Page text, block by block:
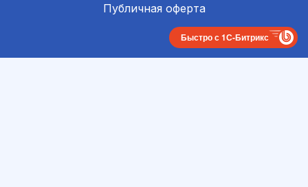
Публичная оферта
Быстро с 1С-Битрикс